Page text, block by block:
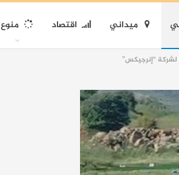
ميداني اقتصاد منوع
لشركة “إنرجيكس”